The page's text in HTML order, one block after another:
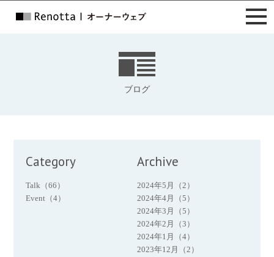
ブログ
Category
Talk（66）
Event（4）
Archive
2024年5月（2）
2024年4月（5）
2024年3月（5）
2024年2月（3）
2024年1月（4）
2023年12月（2）